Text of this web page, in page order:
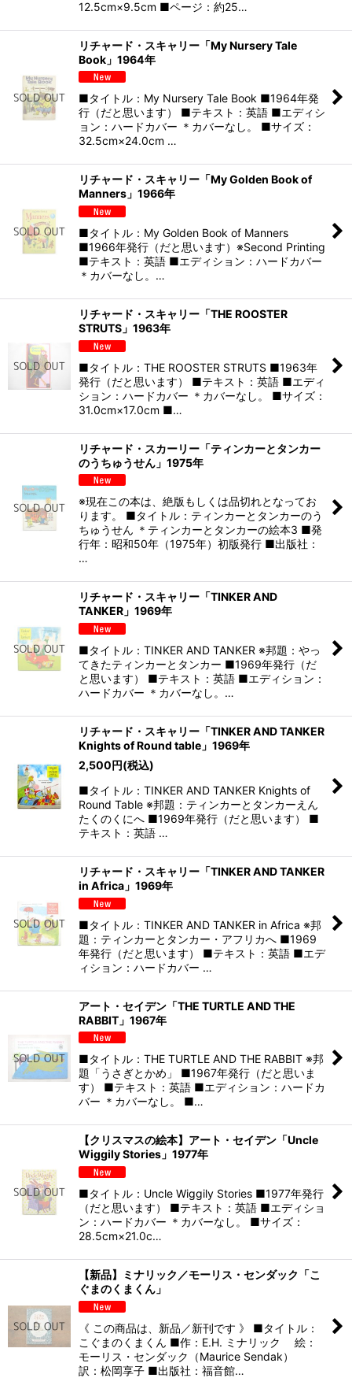
12.5cm×9.5cm ■ページ：約25…
リチャード・スキャリー「My Nursery Tale
Book」1964年
■タイトル：My Nursery Tale Book ■1964年発
行（だと思います） ■テキスト：英語 ■エディシ
ョン：ハードカバー ＊カバーなし。 ■サイズ：
32.5cm×24.0cm …
リチャード・スキャリー「My Golden Book of
Manners」1966年
■タイトル：My Golden Book of Manners
■1966年発行（だと思います）※Second Printing
■テキスト：英語 ■エディション：ハードカバー
＊カバーなし。…
リチャード・スキャリー「THE ROOSTER
STRUTS」1963年
■タイトル：THE ROOSTER STRUTS ■1963年
発行（だと思います） ■テキスト：英語 ■エディ
ション：ハードカバー ＊カバーなし。 ■サイズ：
31.0cm×17.0cm ■…
リチャード・スカーリー「ティンカーとタンカー
のうちゅうせん」1975年
※現在この本は、絶版もしくは品切れとなってお
ります。 ■タイトル：ティンカーとタンカーのう
ちゅうせん ＊ティンカーとタンカーの絵本3 ■発
行年：昭和50年（1975年）初版発行 ■出版社：
…
リチャード・スキャリー「TINKER AND
TANKER」1969年
■タイトル：TINKER AND TANKER ※邦題：やっ
てきたティンカーとタンカー ■1969年発行（だ
と思います） ■テキスト：英語 ■エディション：
ハードカバー ＊カバーなし。…
リチャード・スキャリー「TINKER AND TANKER
Knights of Round table」1969年
2,500円(税込)
■タイトル：TINKER AND TANKER Knights of
Round Table ※邦題：ティンカーとタンカーえん
たくのくにへ ■1969年発行（だと思います） ■
テキスト：英語 …
リチャード・スキャリー「TINKER AND TANKER
in Africa」1969年
■タイトル：TINKER AND TANKER in Africa ※邦
題：ティンカーとタンカー・アフリカへ ■1969
年発行（だと思います） ■テキスト：英語 ■エデ
ィション：ハードカバー …
アート・セイデン「THE TURTLE AND THE
RABBIT」1967年
■タイトル：THE TURTLE AND THE RABBIT ※邦
題「うさぎとかめ」 ■1967年発行（だと思いま
す） ■テキスト：英語 ■エディション：ハードカ
バー ＊カバーなし。 ■…
【クリスマスの絵本】アート・セイデン「Uncle
Wiggily Stories」1977年
■タイトル：Uncle Wiggily Stories ■1977年発行
（だと思います） ■テキスト：英語 ■エディショ
ン：ハードカバー ＊カバーなし。 ■サイズ：
28.5cm×21.0c…
【新品】ミナリック／モーリス・センダック「こ
ぐまのくまくん」
《 この商品は、新品／新刊です 》 ■タイトル：
こぐまのくまくん ■作：E.H. ミナリック 絵：
モーリス・センダック（Maurice Sendak）
訳：松岡享子 ■出版社：福音館…